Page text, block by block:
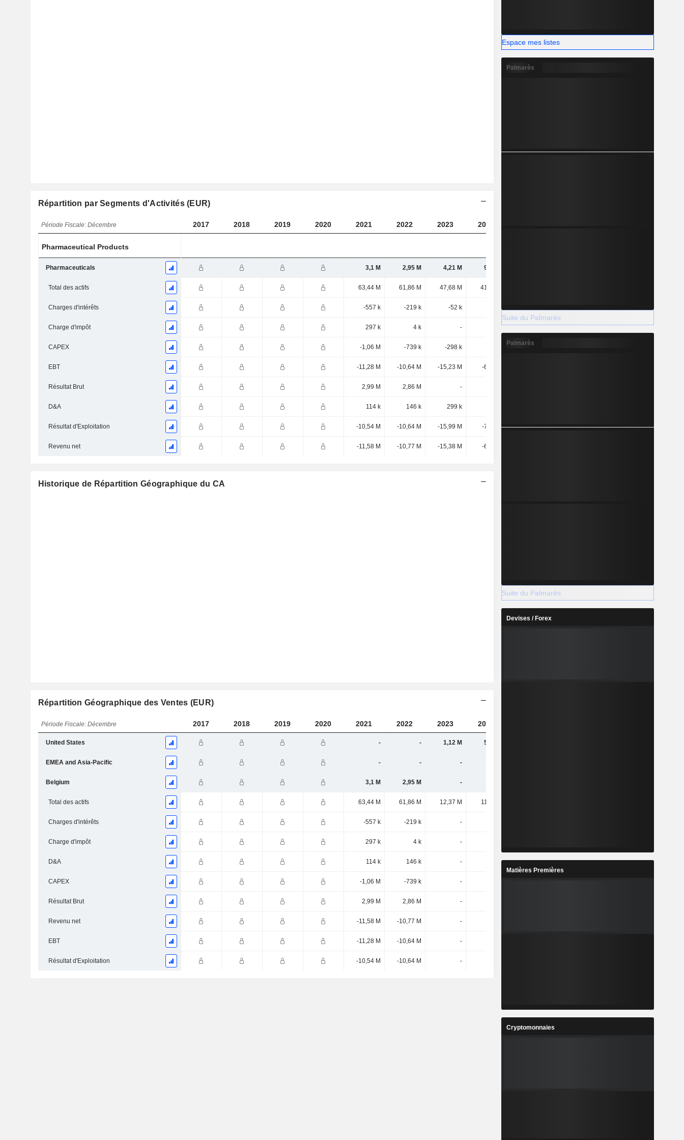
Répartition par Segments d'Activités (EUR)
Période Fiscale: Décembre 2017 2018 2019 2020 2021 2022 2023 2024
Pharmaceutical Products
Pharmaceuticals 3,1 M 2,95 M 4,21 M 9,76 M
Total des actifs 63,44 M 61,86 M 47,68 M 41,34 M
Charges d'intérêts -557 k -219 k -52 k -77 k
Charge d'impôt 297 k 4 k - - -374 k
CAPEX -1,06 M -739 k -298 k -4 k
EBT -11,28 M -10,64 M -15,23 M -6,26 M
Résultat Brut 2,99 M 2,86 M -
D&A 114 k 146 k 299 k
Résultat d'Exploitation -10,54 M -10,64 M -15,99 M -7,13 M -6,81 M
Revenu net -11,58 M -10,77 M -15,38 M -6,34 M
Historique de Répartition Géographique du CA
Répartition Géographique des Ventes (EUR)
Période Fiscale: Décembre 2017 2018 2019 2020 2021 2022 2023 2024
United States - - 1,12 M 5,59 M
EMEA and Asia-Pacific - - -
Belgium 3,1 M 2,95 M -
Total des actifs 63,44 M 61,86 M 12,37 M 11,63 M
Charges d'intérêts -557 k -219 k -
Charge d'impôt 297 k 4 k -
D&A 114 k 146 k - - -
CAPEX -1,06 M -739 k -
Résultat Brut 2,99 M 2,86 M -
Revenu net -11,58 M -10,77 M -
EBT -11,28 M -10,64 M -
Résultat d'Exploitation -10,54 M -10,64 M -
Espace mes listes
Palmarès
Suite du Palmarès
Palmarès
Suite du Palmarès
Devises / Forex
Matières Premières
Cryptomonnaies